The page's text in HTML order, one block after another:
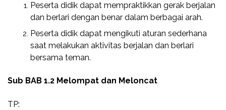
Peserta didik dapat mempraktikkan gerak berjalan
dan berlari dengan benar dalam berbagai arah.
Peserta didik dapat mengikuti aturan sederhana
saat melakukan aktivitas berjalan dan berlari
bersama teman.
Sub BAB 1.2 Melompat dan Meloncat
TP: